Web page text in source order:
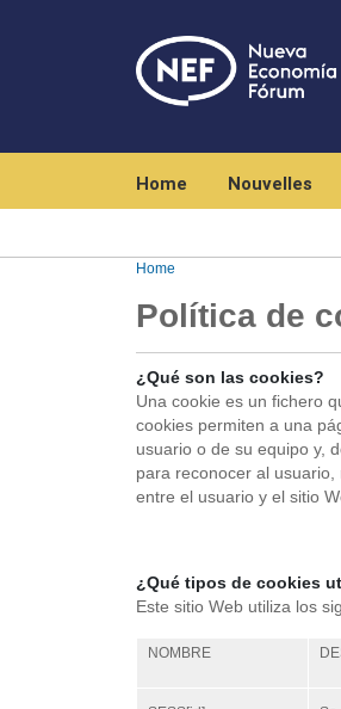
Home Nouvelles
Home
Política de
¿Qué son las cookies?
Una cookie es un fichero
cookies permiten a una
usuario o de su equipo y,
para reconocer al
entre el usuario y el sitio
¿Qué tipos de cookies
Este sitio Web utiliza los
NOMBRE